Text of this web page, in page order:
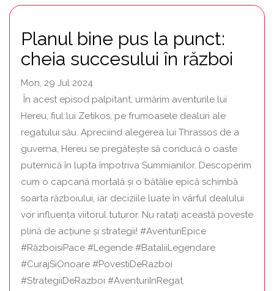
Planul bine pus la punct:
cheia succesului în război
Mon, 29 Jul 2024
În acest episod palpitant, urmărim aventurile lui
Hereu, fiul lui Zetikos, pe frumoasele dealuri ale
regatului său. Apreciind alegerea lui Thrassos de a
guverna, Hereu se pregătește să conducă o oaste
puternică în lupta împotriva Summianilor. Descoperim
cum o capcană mortală și o bătălie epică schimbă
soarta războiului, iar deciziile luate în vârful dealului
vor influența viitorul tuturor. Nu ratați această poveste
plină de acțiune și strategii! #AventuriEpice
#RăzboisiPace #Legende #BataliiLegendare
#CurajSiOnoare #PovestiDeRazboi
#StrategiiDeRazboi #AventuriInRegat